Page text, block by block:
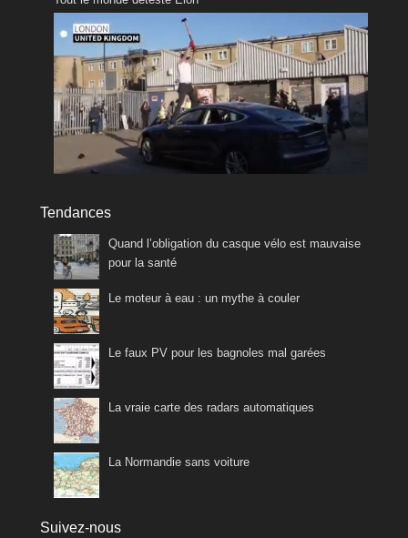
Tendances
Quand l’obligation du casque vélo est mauvaise
pour la santé
Le moteur à eau : un mythe à couler
Le faux PV pour les bagnoles mal garées
La vraie carte des radars automatiques
La Normandie sans voiture
Suivez-nous